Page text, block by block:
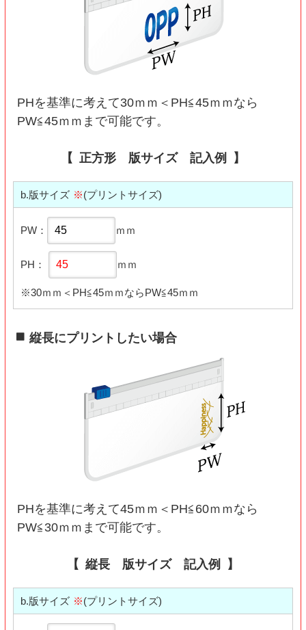
PHを基準に考えて30ｍｍ＜PH≦45ｍｍなら
PW≦45ｍｍまで可能です。
正方形 版サイズ 記入例
b.版サイズ ※(プリントサイズ)
PW： ｍｍ
PH： ｍｍ
※30ｍｍ＜PH≦45ｍｍならPW≦45ｍｍ
縦長にプリントしたい場合
PHを基準に考えて45ｍｍ＜PH≦60ｍｍなら
PW≦30ｍｍまで可能です。
縦長 版サイズ 記入例
b.版サイズ ※(プリントサイズ)